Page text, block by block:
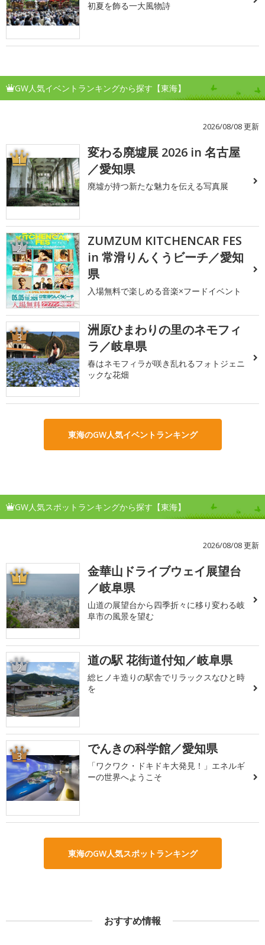
初夏を飾る一大風物詩
GW人気イベントランキングから探す【東海】
2026/08/08 更新
1
変わる廃墟展 2026 in 名古屋
／愛知県
廃墟が持つ新たな魅力を伝える写真展
2
ZUMZUM KITCHENCAR FES
in 常滑りんくうビーチ／愛知
県
入場無料で楽しめる音楽×フードイベント
3
洲原ひまわりの里のネモフィ
ラ／岐阜県
春はネモフィラが咲き乱れるフォトジェニ
ックな花畑
東海のGW人気イベントランキング
GW人気スポットランキングから探す【東海】
2026/08/08 更新
1
金華山ドライブウェイ展望台
／岐阜県
山道の展望台から四季折々に移り変わる岐
阜市の風景を望む
2 道の駅 花街道付知／岐阜県
総ヒノキ造りの駅舎でリラックスなひと時
を
3 でんきの科学館／愛知県
「ワクワク・ドキドキ大発見！」エネルギ
ーの世界へようこそ
東海のGW人気スポットランキング
おすすめ情報